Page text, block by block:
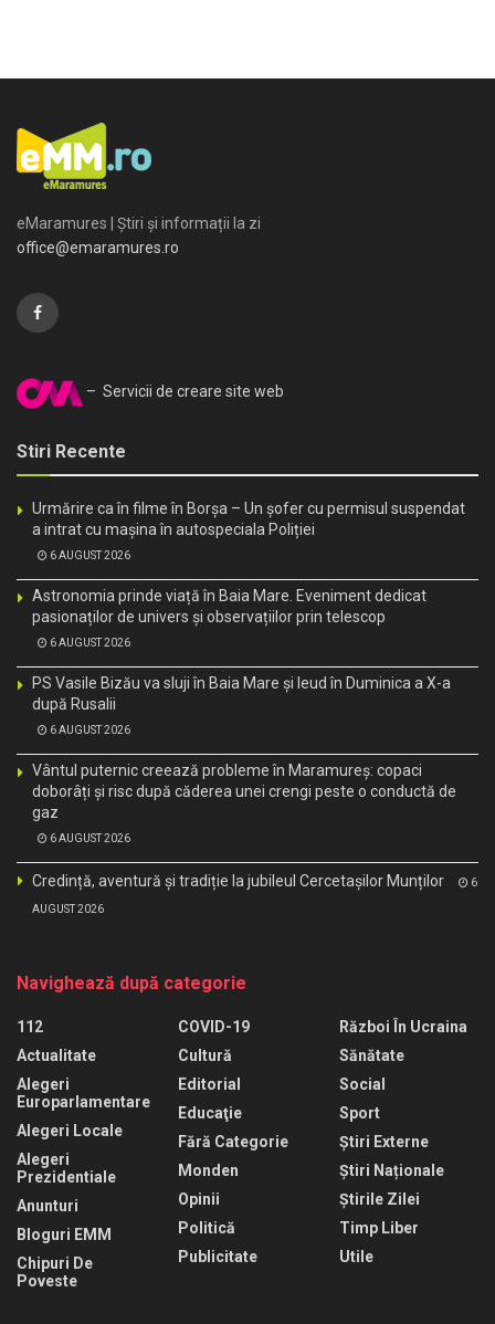
eMaramures | Știri și informații la zi
office@emaramures.ro
– Servicii de creare site web
Stiri Recente
Urmărire ca în filme în Borșa – Un șofer cu permisul suspendat
a intrat cu mașina în autospeciala Poliției
6 AUGUST 2026
Astronomia prinde viață în Baia Mare. Eveniment dedicat
pasionaților de univers și observațiilor prin telescop
6 AUGUST 2026
PS Vasile Bizău va sluji în Baia Mare și Ieud în Duminica a X-a
după Rusalii
6 AUGUST 2026
Vântul puternic creează probleme în Maramureș: copaci
doborâți și risc după căderea unei crengi peste o conductă de
gaz
6 AUGUST 2026
Credință, aventură și tradiție la jubileul Cercetașilor Munților 6
AUGUST 2026
Navighează după categorie
112
Actualitate
Alegeri
Europarlamentare
Alegeri Locale
Alegeri
Prezidentiale
Anunturi
Bloguri EMM
Chipuri De
Poveste
COVID-19
Cultură
Editorial
Educaţie
Fără Categorie
Monden
Opinii
Politică
Publicitate
Război În Ucraina
Sănătate
Social
Sport
Știri Externe
Știri Naționale
Știrile Zilei
Timp Liber
Utile